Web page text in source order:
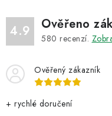
4.9 Ověřeno
580 recenzí.
Ověřený zákazník
+ rychlé doručení